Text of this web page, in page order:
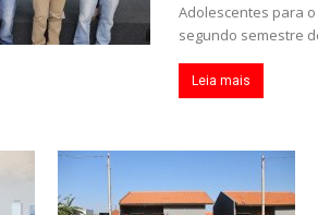
Adolescentes para
segundo semestre
Leia mais